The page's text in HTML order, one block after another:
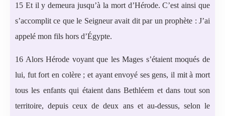
15 Et il y demeura jusqu’à la mort d’Hérode. C’est ainsi que
s’accomplit ce que le Seigneur avait dit par un prophète : J’ai
appelé mon fils hors d’Égypte.
16 Alors Hérode voyant que les Mages s’étaient moqués de
lui, fut fort en colère ; et ayant envoyé ses gens, il mit à mort
tous les enfants qui étaient dans Bethléem et dans tout son
territoire, depuis ceux de deux ans et au-dessus, selon le